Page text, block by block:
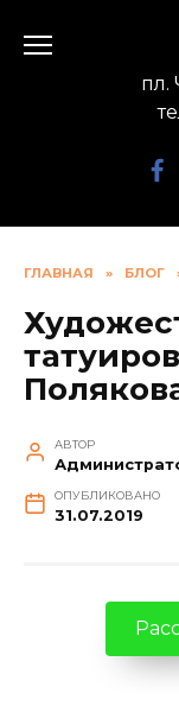
пл.
ГЛАВНАЯ » БЛОГ
АВТОР
ОПУБЛИКОВАНО
31.07.2019